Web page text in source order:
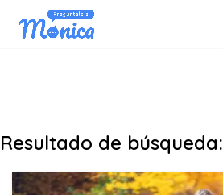
Resultado de búsqueda: